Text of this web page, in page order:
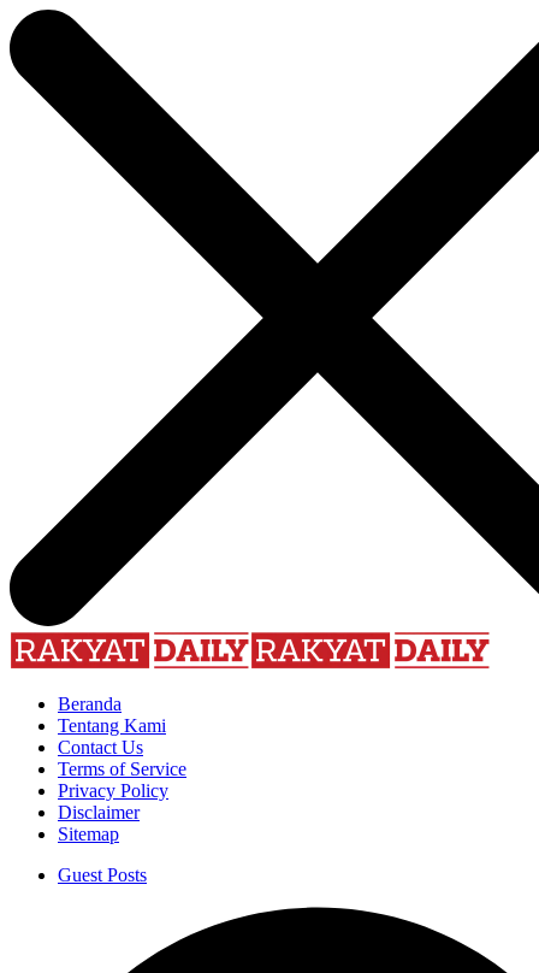
Beranda
Tentang Kami
Contact Us
Terms of Service
Privacy Policy
Disclaimer
Sitemap
Guest Posts